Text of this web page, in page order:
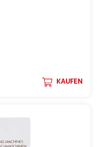
KAUFEN